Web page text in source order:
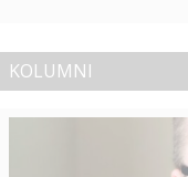
KOLUMNI